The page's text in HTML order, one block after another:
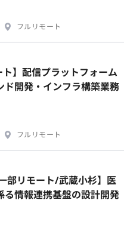
フルリモート
】配信プラットフォーム
ド開発・インフラ構築業務
フルリモート
部リモート/武蔵小杉】医
る情報連携基盤の設計開発